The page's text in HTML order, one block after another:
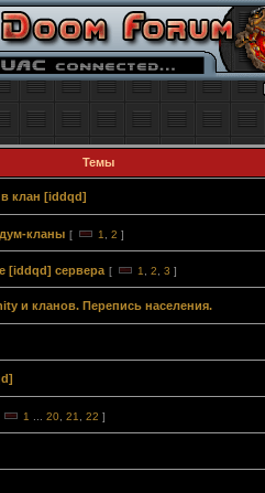
Темы
клан [iddqd]
кланы [ 1 2 ]
[iddqd] сервера [ 1 2 3 ]
и кланов. Перепись населения.
1 20 21 22 ]